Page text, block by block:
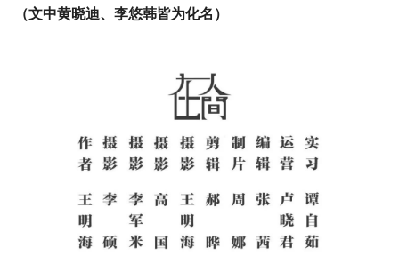
（文中黄晓迪、李悠韩皆为化名）